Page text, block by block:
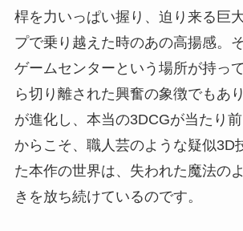
桿を力いっぱい握り、迫り来る巨
プで乗り越えた時のあの高揚感。
ゲームセンターという場所が持っ
ら切り離された興奮の象徴でもあ
が進化し、本当の3DCGが当たり
からこそ、職人芸のような疑似3D
た本作の世界は、失われた魔法の
きを放ち続けているのです。